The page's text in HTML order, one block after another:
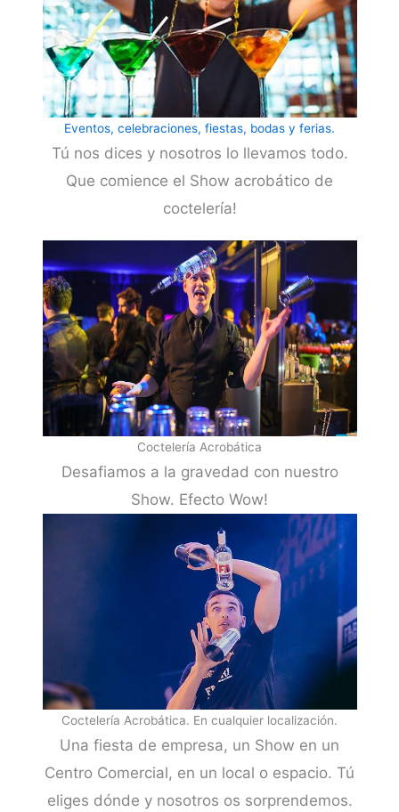
Eventos, celebraciones, fiestas, bodas y ferias.
Tú nos dices y nosotros lo llevamos todo.
Que comience el Show acrobático de
coctelería!
Coctelería Acrobática
Desafiamos a la gravedad con nuestro
Show. Efecto Wow!
Coctelería Acrobática. En cualquier localización.
Una fiesta de empresa, un Show en un
Centro Comercial, en un local o espacio. Tú
eliges dónde y nosotros os sorprendemos.